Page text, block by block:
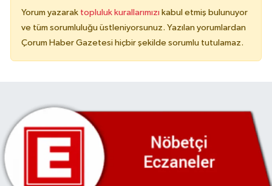
Yorum yazarak topluluk kurallarımızı kabul etmiş bulunuyor
ve tüm sorumluluğu üstleniyorsunuz. Yazılan yorumlardan
Çorum Haber Gazetesi hiçbir şekilde sorumlu tutulamaz.